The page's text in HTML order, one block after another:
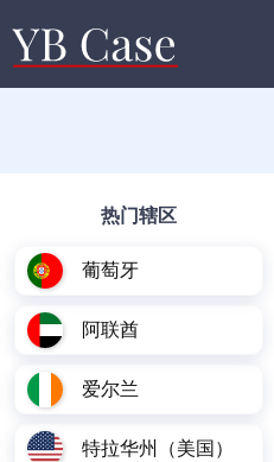
热门辖区
葡萄牙
阿联酋
爱尔兰
特拉华州（美国）